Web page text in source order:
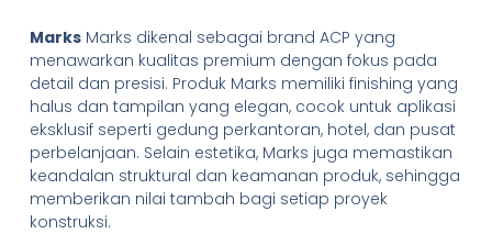
MarksMarks dikenal sebagai brand ACP yang
menawarkan kualitas premium dengan fokus pada
detail dan presisi. Produk Marks memiliki finishing yang
halus dan tampilan yang elegan, cocok untuk aplikasi
eksklusif seperti gedung perkantoran, hotel, dan pusat
perbelanjaan. Selain estetika, Marks juga memastikan
keandalan struktural dan keamanan produk, sehingga
memberikan nilai tambah bagi setiap proyek
konstruksi.